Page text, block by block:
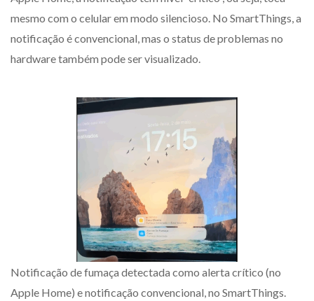
mesmo com o celular em modo silencioso. No SmartThings, a
notificação é convencional, mas o status de problemas no
hardware também pode ser visualizado.
Notificação de fumaça detectada como alerta crítico (no
Apple Home) e notificação convencional, no SmartThings.